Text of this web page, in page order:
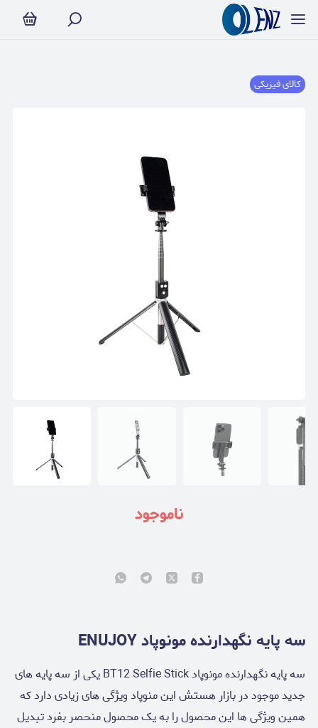
کالای فیزیکی
ناموجود
سه پایه نگهدارنده مونوپاد ENUJOY
سه پایه نگهدارنده مونوپاد BT12 Selfie Stick یکی از سه پایه های
جدید موجود در بازار هستش این منوپاد ویژگی های زیادی دارد که
همین ویژگی ها این محصول را به یک محصول منحصر بفرد تبدیل